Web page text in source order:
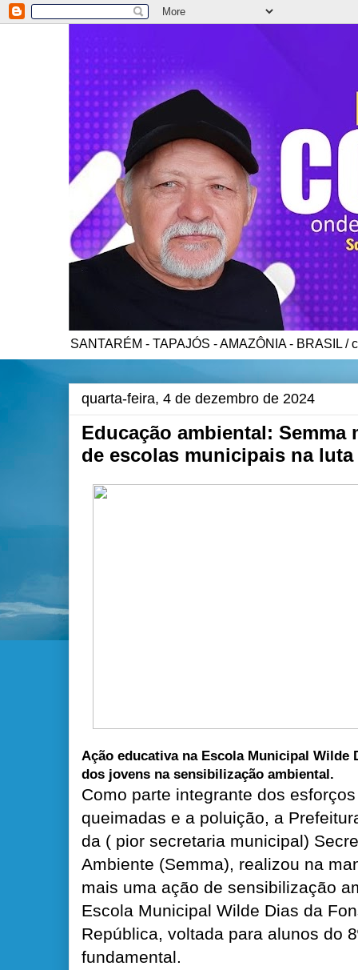
SANTARÉM - TAPAJÓS - AMAZÔNIA - BRASIL /
quarta-feira, 4 de dezembro de 2024
Educação ambiental: Semma
de escolas municipais na
Ação educativa na Escola Municipal Wilde
dos jovens na sensibilização ambiental.
Como parte integrante dos
queimadas e a poluição, a
da ( pior secretaria municipal)
Ambiente (Semma), realizou na
mais uma ação de sensibilização
Escola Municipal Wilde Dias da
República, voltada para alunos do
fundamental.